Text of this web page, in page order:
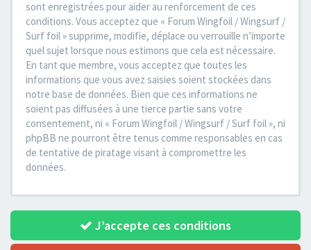
sont enregistrées pour aider au renforcement de ces
conditions. Vous acceptez que « Forum Wingfoil / Wingsurf /
Surf foil » supprime, modifie, déplace ou verrouille n’importe
quel sujet lorsque nous estimons que cela est nécessaire.
En tant que membre, vous acceptez que toutes les
informations que vous avez saisies soient stockées dans
notre base de données. Bien que ces informations ne
soient pas diffusées à une tierce partie sans votre
consentement, ni « Forum Wingfoil / Wingsurf / Surf foil », ni
phpBB ne pourront être tenus comme responsables en cas
de tentative de piratage visant à compromettre les
données.
J’accepte ces conditions